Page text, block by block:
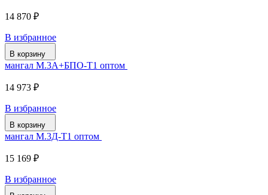
14 870 ₽
В избранное
В корзину
мангал М.3А+БПО-Т1 оптом
14 973 ₽
В избранное
В корзину
мангал М.3Д-Т1 оптом
15 169 ₽
В избранное